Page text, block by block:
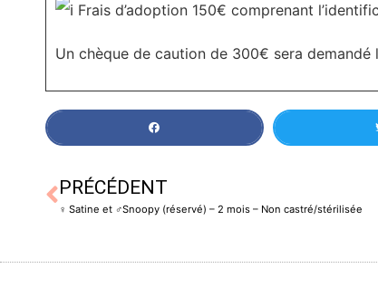
Frais d’adoption 150€ comprenant
Un chèque de caution de 300€ sera
PRÉCÉDENT
♀️ Satine et ♂️Snoopy (réservé) – 2 mois – Non castré/stérilisée